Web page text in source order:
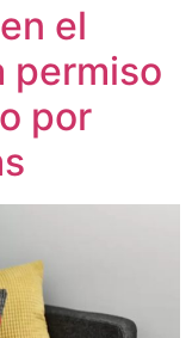
el
permiso
por